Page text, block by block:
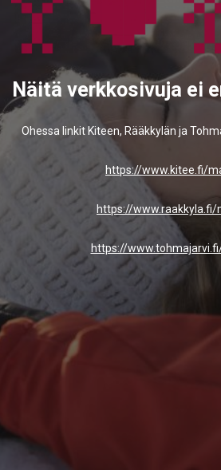
Näitä verkkosivuja ei
Ohessa linkit Kiteen, Rääkkylän ja
https://www.kitee.fi/
https://www.raakkyla.fi/
https://